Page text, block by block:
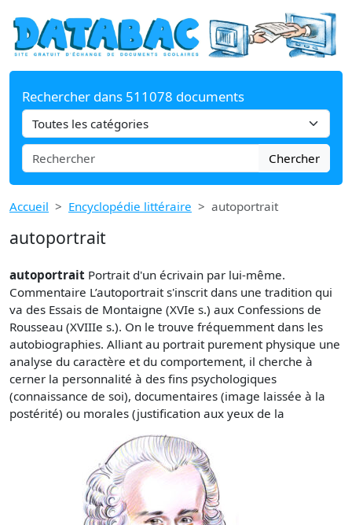
Rechercher dans 511078 documents
Chercher
Accueil Encyclopédie littéraire autoportrait
autoportrait
autoportrait Portrait d'un écrivain par lui-même.
Commentaire L’autoportrait s'inscrit dans une tradition qui
va des Essais de Montaigne (XVIe s.) aux Confessions de
Rousseau (XVIIIe s.). On le trouve fréquemment dans les
autobiographies. Alliant au portrait purement physique une
analyse du caractère et du comportement, il cherche à
cerner la personnalité à des fins psychologiques
(connaissance de soi), documentaires (image laissée à la
postérité) ou morales (justification aux yeux de la